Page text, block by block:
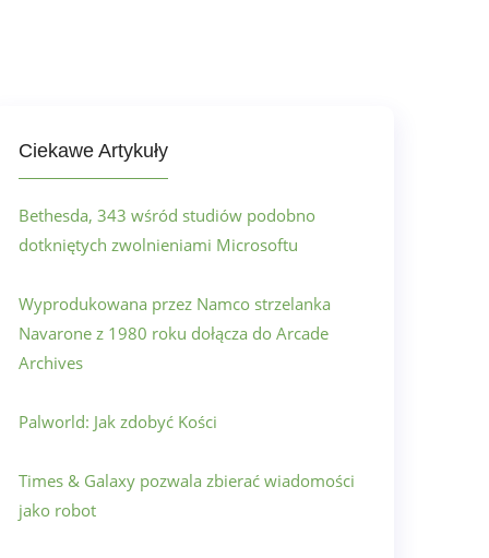
Ciekawe Artykuły
Bethesda, 343 wśród studiów podobno
dotkniętych zwolnieniami Microsoftu
Wyprodukowana przez Namco strzelanka
Navarone z 1980 roku dołącza do Arcade
Archives
Palworld: Jak zdobyć Kości
Times & Galaxy pozwala zbierać wiadomości
jako robot